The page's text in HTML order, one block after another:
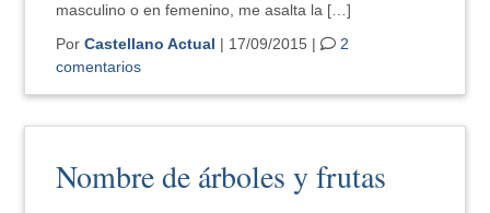
masculino o en femenino, me asalta la […]
PorCastellano Actual | 17/09/2015 |
2
comentarios
Nombre de árboles y frutas